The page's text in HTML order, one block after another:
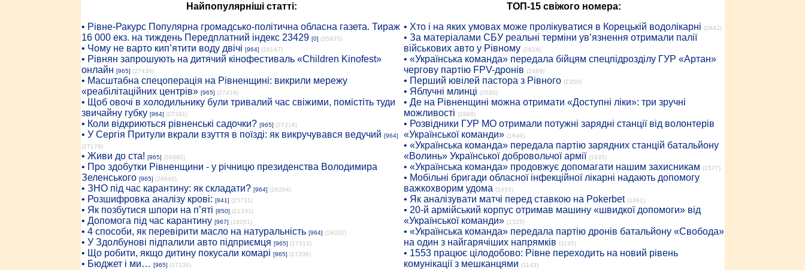
Найпопулярніші статті:
• Рiвне-Ракурс Популярна громадсько-політична обласна газета. Тираж
16 000 екз. на тиждень Передплатний індекс 23429 [0] (35935)
• Чому не варто кип’ятити воду двічі [964] (28147)
• Рівнян запрошують на дитячий кінофестиваль «Children Kinofest»
онлайн [965] (27434)
• Масштабна спецоперація на Рівненщині: викрили мережу
«реабілітаційних центрів» [965] (27416)
• Щоб овочі в холодильнику були тривалий час свіжими, помістіть туди
звичайну губку [964] (27391)
• Коли відкриються рівненські садочки? [965] (27218)
• У Сергія Притули вкрали взуття в поїзді: як викручувався ведучий [964]
(27178)
• Живи до ста! [965] (26980)
• Про здобутки Рівненщини - у річницю президенства Володимира
Зеленського [965] (26640)
• ЗНО під час карантину: як складати? [964] (26204)
• Розшифровка аналізу крові: [841] (25731)
• Як позбутися шпори на п’яті [850] (21331)
• Допомога під час карантину [967] (18201)
• 4 способи, як перевірити масло на натуральність [964] (18022)
• У Здолбунові підпалили авто підприємця [965] (17513)
• Що робити, якщо дитину покусали комарі [965] (17206)
• Бюджет і ми… [965] (17136)
ТОП-15 свіжого номера:
• Хто і на яких умовах може пролікуватися в Корецькій водолікарні (2642)
• За матеріалами СБУ реальні терміни ув’язнення отримали палії
військових авто у Рівному (2624)
• «Українська команда» передала бійцям спецпідрозділу ГУР «Артан»
чергову партію FPV-дронів (2489)
• Перший ювілей пастора з Рівного (2350)
• Яблучні млинці (2030)
• Де на Рівненщині можна отримати «Доступні ліки»: три зручні
можливості (1998)
• Розвідники ГУР МО отримали потужні зарядні станції від волонтерів
«Української команди» (1646)
• «Українська команда» передала партію зарядних станцій батальйону
«Волинь» Української добровольчої армії (1635)
• «Українська команда» продовжує допомагати нашим захисникам (1577)
• Мобільні бригади обласної інфекційної лікарні надають допомогу
важкохворим удома (1453)
• Як аналізувати матчі перед ставкою на Pokerbet (1391)
• 20-й армійський корпус отримав машину «швидкої допомоги» від
«Української команди» (1325)
• «Українська команда» передала партію дронів батальйону «Свобода»
на один з найгарячіших напрямків (1195)
• 1553 працює цілодобово: Рівне переходить на новий рівень
комунікації з мешканцями (1143)